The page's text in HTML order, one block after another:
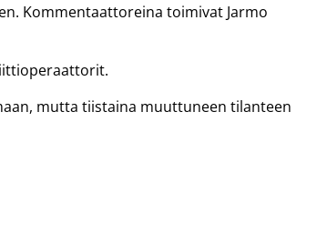
Kommentaattoreina toimivat Jarmo
mutta tiistaina muuttuneen tilanteen